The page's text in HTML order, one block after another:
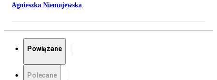
Agnieszka Niemojewska
Powiązane
Polecane